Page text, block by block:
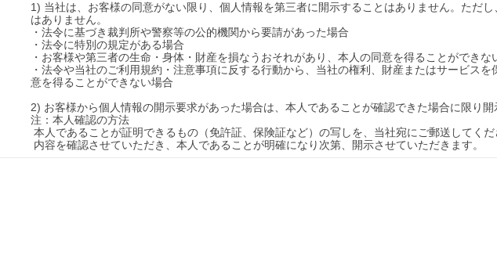
1) 当社は、お客様の同意がない限り、個人情報を第三者に開示することはありません。ただ
はありません。
・法令に基づき裁判所や警察等の公的機関から要請があった場合
・法令に特別の規定がある場合
・お客様や第三者の生命・身体・財産を損なうおそれがあり、本人の同意を得ることができな
・法令や当社のご利用規約・注意事項に反する行動から、当社の権利、財産またはサービス
意を得ることができない場合
2) お客様から個人情報の開示要求があった場合は、本人であることが確認できた場合に限り開
注：本人確認の方法
内容を確認させていただき、本人であることが明確になり次第、開示させていただきます。